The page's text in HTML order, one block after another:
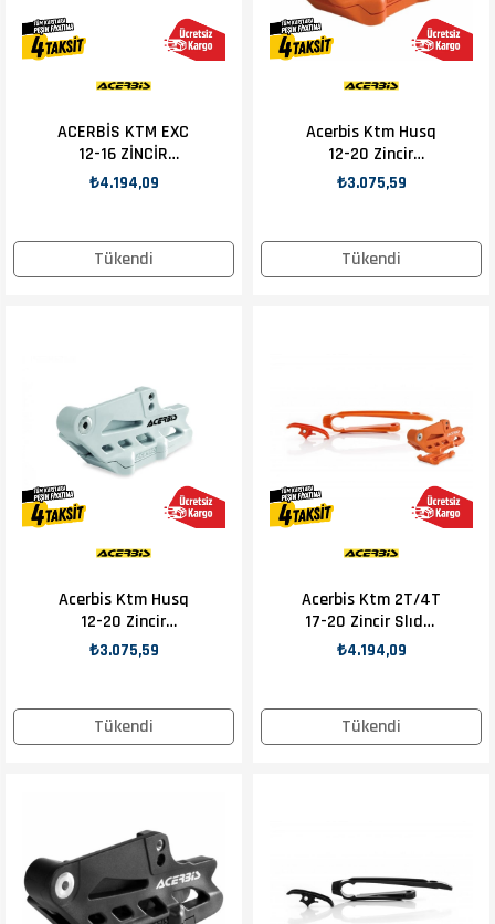
Tükendi
ACERBİS KTM EXC
12-16 ZİNCİR
SLIDER + KILAVUZ
₺4.194,09
Tükendi
Acerbis Ktm Husq
12-20 Zincir
Kılavuzu Turuncu
₺3.075,59
Tükendi
Acerbis Ktm Husq
12-20 Zincir
Kılavuzu Beyaz
₺3.075,59
Tükendi
Acerbis Ktm 2T/4T
17-20 Zincir Slıder
+ Kılavuz Tu
₺4.194,09